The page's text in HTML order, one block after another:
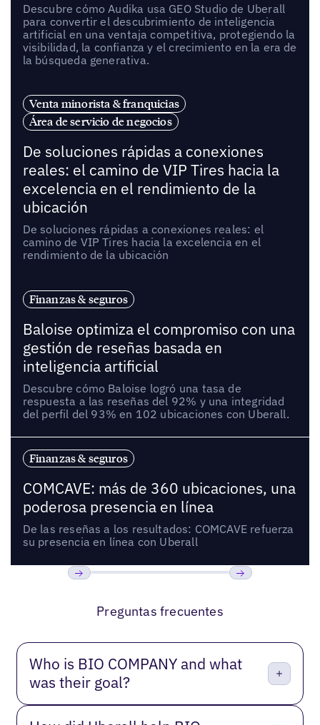
Descubre cómo Audika usa GEO Studio de Uberall
para convertir el descubrimiento de inteligencia
artificial en una ventaja competitiva, protegiendo la
visibilidad, la confianza y el crecimiento en la era de
la búsqueda generativa.
Venta minorista & franquicias
Área de servicio de negocios
De soluciones rápidas a conexiones
reales: el camino de VIP Tires hacia la
excelencia en el rendimiento de la
ubicación
De soluciones rápidas a conexiones reales: el
camino de VIP Tires hacia la excelencia en el
rendimiento de la ubicación
Finanzas & seguros
Baloise optimiza el compromiso con una
gestión de reseñas basada en
inteligencia artificial
Descubre cómo Baloise logró una tasa de
respuesta a las reseñas del 92% y una integridad
del perfil del 93% en 102 ubicaciones con Uberall.
Finanzas & seguros
COMCAVE: más de 360 ubicaciones, una
poderosa presencia en línea
De las reseñas a los resultados: COMCAVE refuerza
su presencia en línea con Uberall
Preguntas frecuentes
Who is BIO COMPANY and what
was their goal?